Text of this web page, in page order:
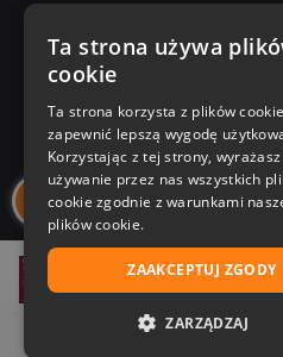
32,83 zł
Zakupy u nas
Nasza oferta
Nasi autorzy
Ta strona używa
cookie
Ta strona korzysta z plików
zapewnić lepszą wygodę
Korzystając z tej strony,
używanie przez nas wszystkich
cookie zgodnie z warunkami
plików cookie.
ZAAKCEPTUJ ZGODY
ZARZĄDZAJ